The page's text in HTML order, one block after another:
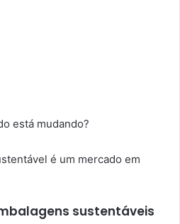
está mudando?
é um mercado em
sustentáveis